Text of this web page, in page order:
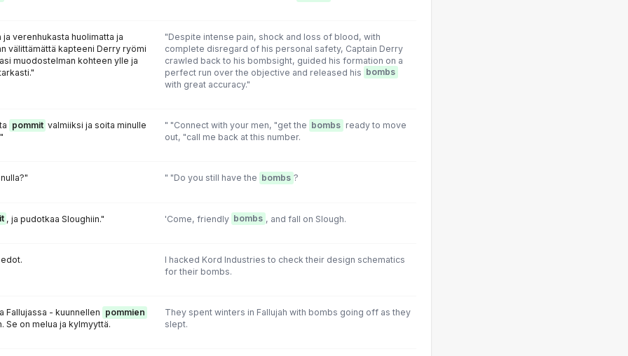
verenhukasta huolimatta ja
välittämättä kapteeni Derry ryömi
muodostelman kohteen ylle ja
"Despite intense pain, shock and loss of blood, with
complete disregard of his personal safety, Captain Derry
crawled back to his bombsight, guided his formation on a
perfect run over the objective and released his bombs
with great accuracy."
pommit valmiiksi ja soita minulle
" "Connect with your men, "get the bombs ready to move
out, "call me back at this number.
" "Do you still have the bombs ?
, ja pudotkaa Sloughiin." 'Come, friendly bombs , and fall on Slough.
I hacked Kord Industries to check their design schematics
for their bombs.
Fallujassa - kuunnellen pommien
Se on melua ja kylmyyttä.
They spent winters in Fallujah with bombs going off as they
slept.